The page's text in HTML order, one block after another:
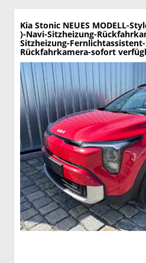
Kia Stonic NEUES MODELL-
)-Navi-Sitzheizung-
Sitzheizung-Fernlichtassistent-
Rückfahrkamera-sofort